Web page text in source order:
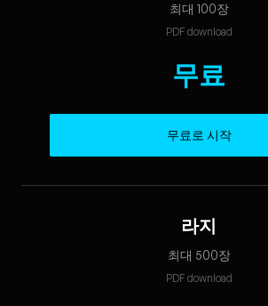
최대 100장
PDF download
무료
무료로 시작
라지
최대 500장
PDF download